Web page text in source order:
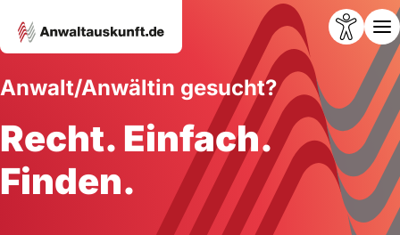
Anwalt/Anwältin gesucht?
Recht. Einfach.
Finden.